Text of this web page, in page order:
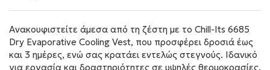
Ανακουφιστείτε άμεσα από τη ζέστη με το Chill-Its 6685
Dry Evaporative Cooling Vest, που προσφέρει δροσιά έως
και 3 ημέρες, ενώ σας κρατάει εντελώς στεγνούς. Ιδανικό
για εργασία και δραστηριότητες σε υψηλές θερμοκρασίες.